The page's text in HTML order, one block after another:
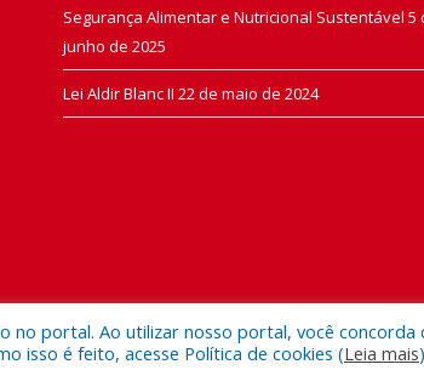
Segurança Alimentar e Nutricional Sustentável 5
junho de 2025
Lei Aldir Blanc II 22 de maio de 2024
Vigia de Nazaré.
no portal. Ao utilizar nosso portal, você concorda
isso é feito, acesse Política de cookies (Leia mais